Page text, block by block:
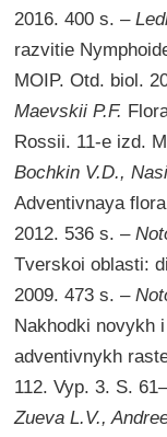
2016. 400 s. –
razvitie
MOIP. Otd. biol.
Maevskii P.F.
Rossii. 11-e izd.
Bochkin V.D.,
Adventivnaya
2012. 536 s. –
Tverskoi oblasti:
2009. 473 s. –
Nakhodki novykh
adventivnykh
112. Vyp. 3. S.
Zueva L.V.,